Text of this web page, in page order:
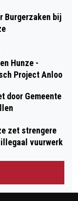
Burgerzaken bij
Hunze -
Project Anloo
door Gemeente
zet strengere
vuurwerk